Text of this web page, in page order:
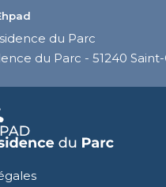
du Parc
du Parc - 51240